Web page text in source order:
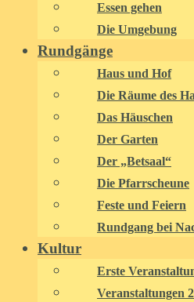
Essen gehen
Die Umgebung
Rundgänge
Haus und Hof
Die Räume des
Das Häuschen
Der Garten
Der „Betsaal“
Die Pfarrscheune
Feste und Feiern
Rundgang bei
Kultur
Erste
Veranstaltungen